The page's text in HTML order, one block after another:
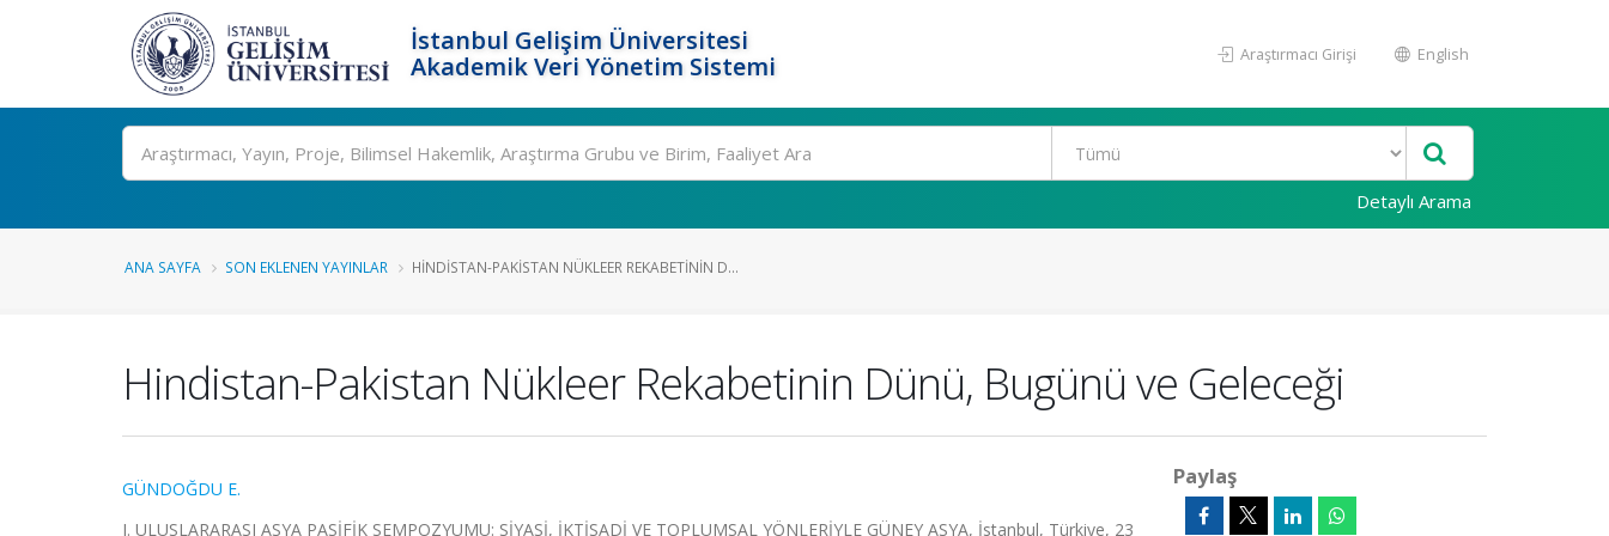
İstanbul Gelişim Üniversitesi
Akademik Veri Yönetim Sistemi
Araştırmacı Girişi English
Ara
Detaylı Arama
ANA SAYFA SON EKLENEN YAYINLAR HINDISTAN-PAKISTAN NÜKLEER REKABETININ D...
Hindistan-Pakistan Nükleer Rekabetinin Dünü, Bugünü ve Geleceği
GÜNDOĞDU E.
I. ULUSLARARASI ASYA PASİFİK SEMPOZYUMU: SİYASİ, İKTİSADİ VE TOPLUMSAL YÖNLERİYLE GÜNEY ASYA, İstanbul, Türkiye, 23
Paylaş